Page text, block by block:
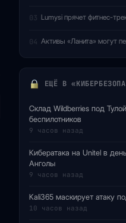
03 Lumysi прячет фитнес-
04 Активы «Ланита» могут
ЕЩЁ В
Склад Wildberries под
беспилотников
9 часов назад
Кибератака на Unitel в
Анголы
9 часов назад
Kali365 маскирует атаку
10 часов назад